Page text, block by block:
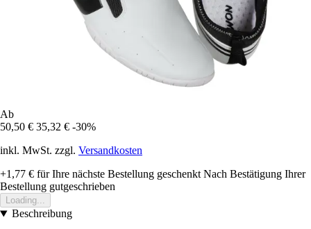
Ab
50,50 € 35,32 € -30%
inkl. MwSt. zzgl. Versandkosten
+1,77 € für Ihre nächste Bestellung geschenkt Nach Bestätigung Ihrer
Bestellung gutgeschrieben
Loading...
Beschreibung